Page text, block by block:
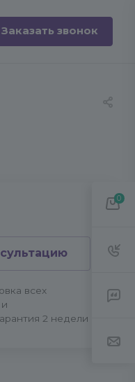
Заказать звонок
всех
2 недели
0